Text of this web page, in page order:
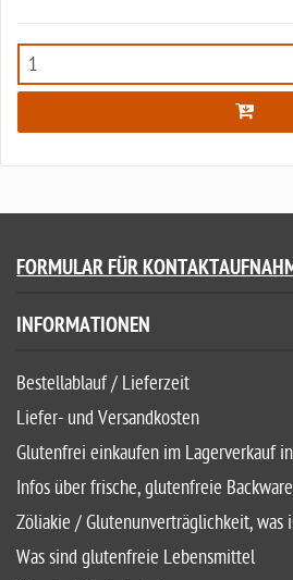
FORMULAR FÜR
INFORMATIONEN
Bestellablauf / Lieferzeit
Liefer- und Versandkosten
Glutenfrei einkaufen im Lagerverkauf
Infos über frische, glutenfreie
Zöliakie / Glutenunverträglichkeit, was
Was sind glutenfreie Lebensmittel